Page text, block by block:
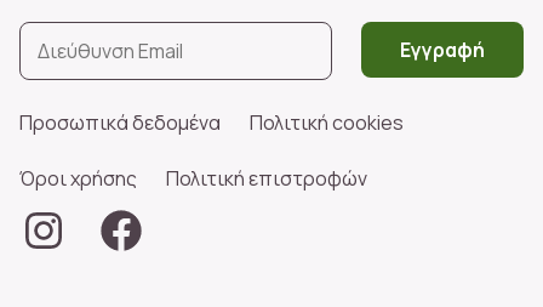
Εγγραφή
Προσωπικά δεδομένα Πολιτική cookies
Όροι χρήσης Πολιτική επιστροφών